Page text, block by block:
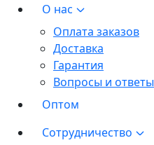
О нас
Оплата заказов
Доставка
Гарантия
Вопросы и ответы
Оптом
Сотрудничество